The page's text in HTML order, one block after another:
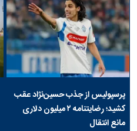
پرسپولیس از جذب حسین‌نژاد عقب
کشید؛ رضایتنامه ۲ میلیون دلاری
مانع انتقال